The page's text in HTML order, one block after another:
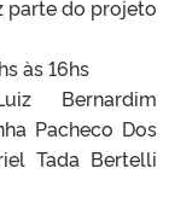
parte do projeto
às 16hs
Bernardim
Pacheco Dos
Tada Bertelli